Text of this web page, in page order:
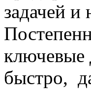
задачей и
ключевые
быстро,